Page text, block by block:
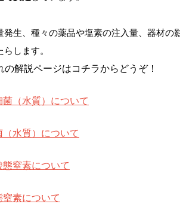
発生、種々の薬品や塩素の注入量、器材
します。
解説ページはコチラからどうぞ！
（水質）について
水質）について
窒素について
素について